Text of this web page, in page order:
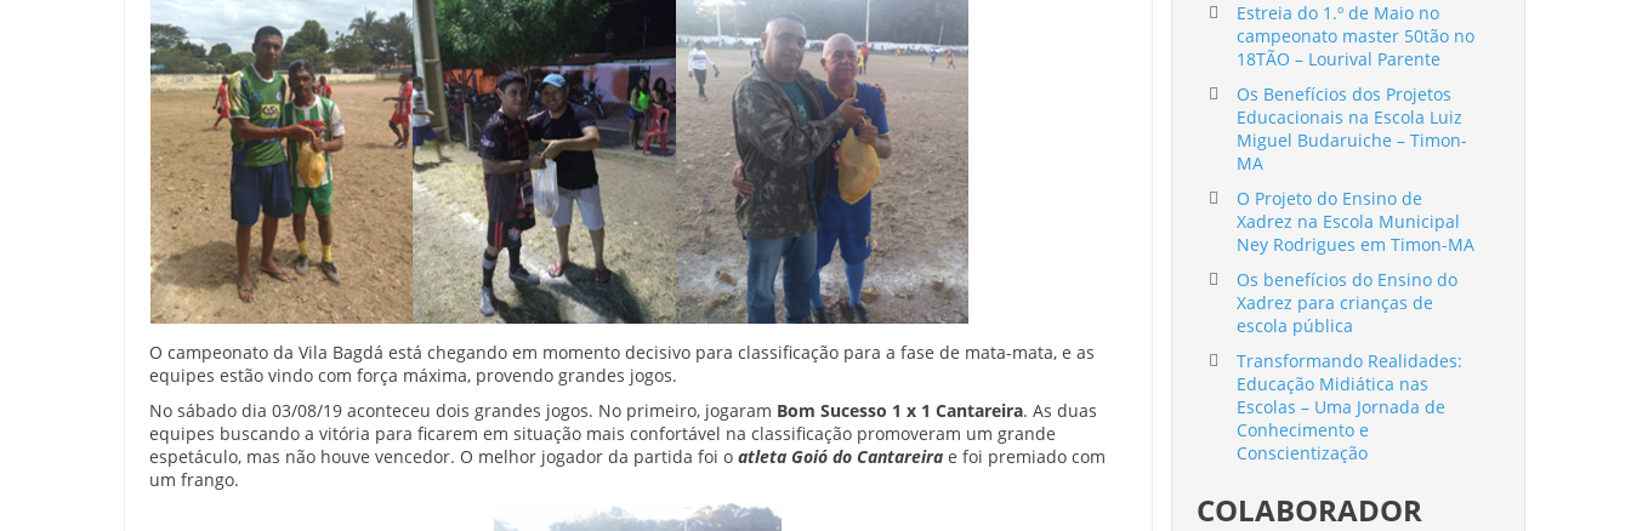
O campeonato da Vila Bagdá está chegando em momento decisivo para classificação para a fase de mata-mata, e as
equipes estão vindo com força máxima, provendo grandes jogos.
No sábado dia 03/08/19 aconteceu dois grandes jogos. No primeiro, jogaram Bom Sucesso 1 x 1 Cantareira. As duas
equipes buscando a vitória para ficarem em situação mais confortável na classificação promoveram um grande
espetáculo, mas não houve vencedor. O melhor jogador da partida foi o atleta Goió do Cantareira e foi premiado com
um frango.
Estreia do 1.º de Maio no
campeonato master 50tão no
18TÃO – Lourival Parente
Os Benefícios dos Projetos
Educacionais na Escola Luiz
Miguel Budaruiche – Timon-
MA
O Projeto do Ensino de
Xadrez na Escola Municipal
Ney Rodrigues em Timon-MA
Os benefícios do Ensino do
Xadrez para crianças de
escola pública
Transformando Realidades:
Educação Midiática nas
Escolas – Uma Jornada de
Conhecimento e
Conscientização
COLABORADOR